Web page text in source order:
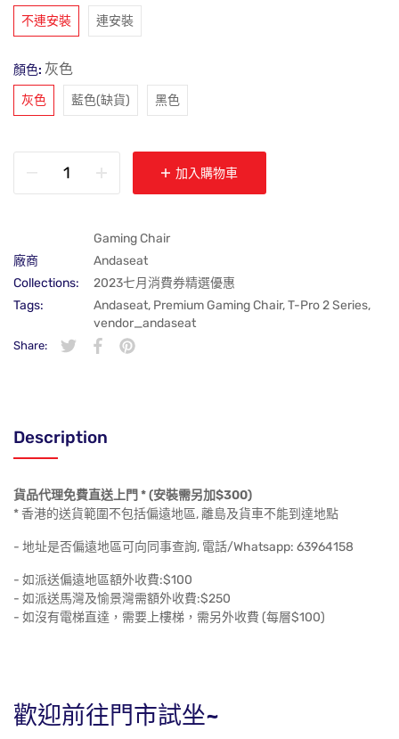
不連安裝 連安裝
顏色: 灰色
灰色 藍色(缺貨) 黑色
加入購物車
Gaming Chair
廠商
Andaseat
Collections:
2023七月消費券精選優惠
Tags:
Andaseat, Premium Gaming Chair,T-Pro 2 Series,
vendor_andaseat
Share:
在 Twitter 上發佈 Twitter 貼文
在新視窗中開啟。
分享至 Facebook
在新視窗中開啟。
在 Pinterest 上發佈 Pin 貼文
在新視窗中開啟。
Description
貨品代理免費直送上門 * (安裝需另加$300)
* 香港的送貨範圍不包括偏遠地區, 離島及貨車不能到達地點
- 地址是否偏遠地區可向同事查詢, 電話/Whatsapp: 63964158
- 如派送偏遠地區額外收費:$100
- 如派送馬灣及愉景灣需額外收費:$250
- 如沒有電梯直達，需要上樓梯，需另外收費 (每層$100)
歡迎前往門市試坐~